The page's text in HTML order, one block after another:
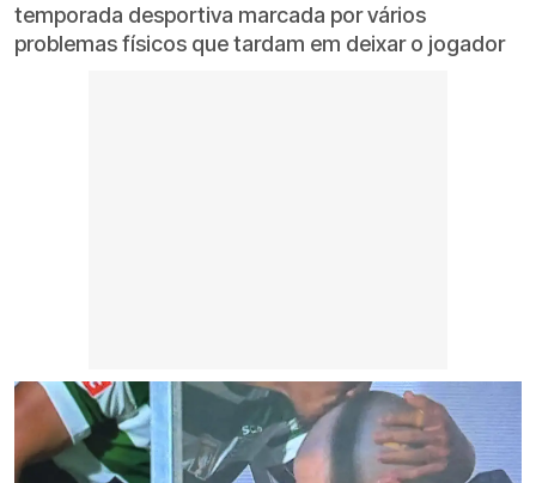
temporada desportiva marcada por vários
problemas físicos que tardam em deixar o jogador